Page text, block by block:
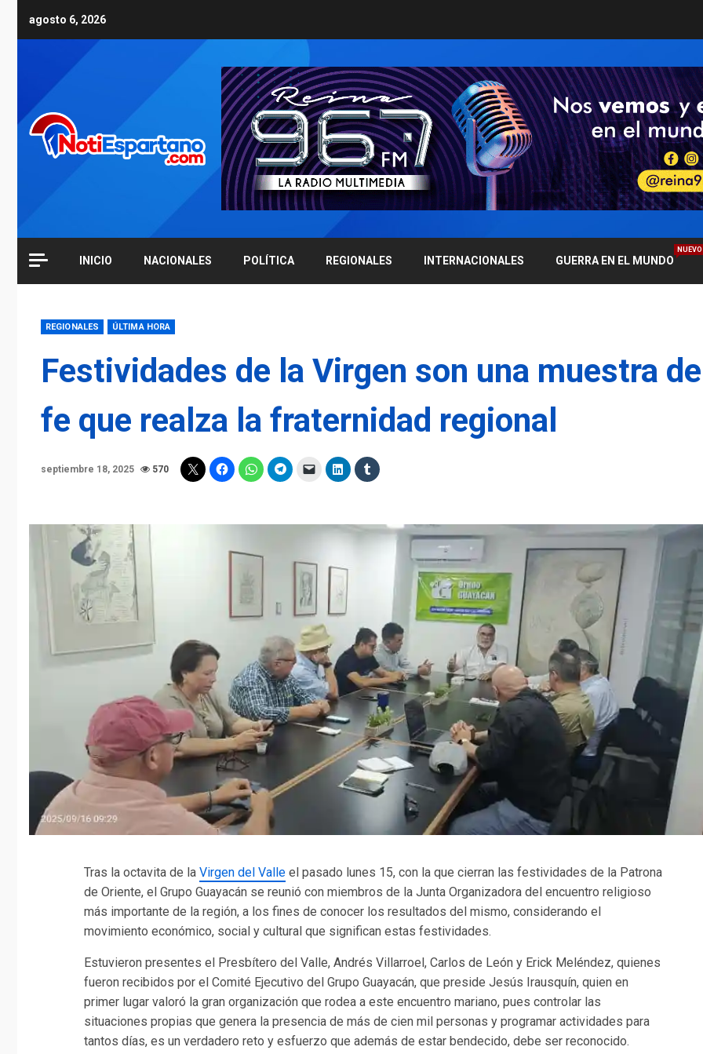
agosto 6, 2026
INICIO NACIONALES POLÍTICA REGIONALES INTERNACIONALES GUERRA EN EL MUNDO
NUEVO
REGIONALES ÚLTIMA HORA
Festividades de la Virgen son una muestra de
fe que realza la fraternidad regional
septiembre 18, 2025 570
Tras la octavita de la Virgen del Valle el pasado lunes 15, con la que cierran las festividades de la Patrona
de Oriente, el Grupo Guayacán se reunió con miembros de la Junta Organizadora del encuentro religioso
más importante de la región, a los fines de conocer los resultados del mismo, considerando el
movimiento económico, social y cultural que significan estas festividades.
Estuvieron presentes el Presbítero del Valle, Andrés Villarroel, Carlos de León y Erick Meléndez, quienes
fueron recibidos por el Comité Ejecutivo del Grupo Guayacán, que preside Jesús Irausquín, quien en
primer lugar valoró la gran organización que rodea a este encuentro mariano, pues controlar las
situaciones propias que genera la presencia de más de cien mil personas y programar actividades para
tantos días, es un verdadero reto y esfuerzo que además de estar bendecido, debe ser reconocido.